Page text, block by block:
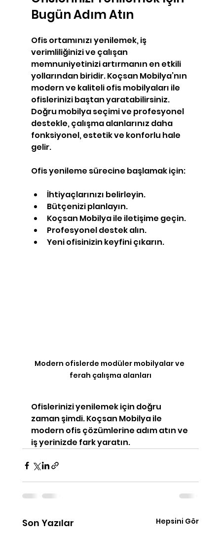
Bugün Adım Atın
Ofis ortamınızı yenilemek, iş
verimliliğinizi ve çalışan
memnuniyetinizi artırmanın en etkili
yollarından biridir. Koçsan Mobilya’nın
modern ve kaliteli ofis mobilyaları ile
ofislerinizi baştan yaratabilirsiniz.
Doğru mobilya seçimi ve profesyonel
destekle, çalışma alanlarınız daha
fonksiyonel, estetik ve konforlu hale
gelir.
Ofis yenileme sürecine başlamak için:
İhtiyaçlarınızı belirleyin.
Bütçenizi planlayın.
Koçsan Mobilya ile iletişime geçin.
Profesyonel destek alın.
Yeni ofisinizin keyfini çıkarın.
Modern ofislerde modüler mobilyalar ve
ferah çalışma alanları
Ofislerinizi yenilemek için doğru
zaman şimdi. Koçsan Mobilya ile
modern ofis çözümlerine adım atın ve
iş yerinizde fark yaratın.
Son Yazılar Hepsini Gör